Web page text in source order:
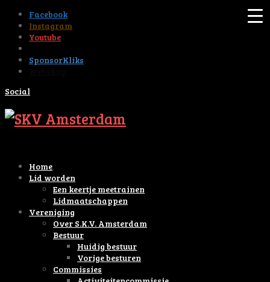
Facebook
Instagram
Youtube
SponsorKliks
Social
Home
Lid worden
Een keertje meetrainen
Lidmaatschappen
Vereniging
Over S.K.V. Amsterdam
Bestuur
Huidig bestuur
Vorige besturen
Commissies